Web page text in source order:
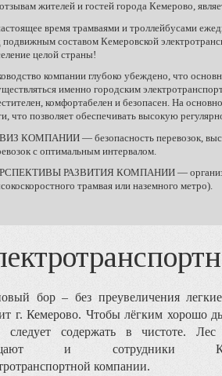
жителей и гостей города Кемерово,
время трамваями и троллейбусами
подвижным составом Кемеровской
целой страны!
компании глубоко убеждено, что
именно городским
комфортабелен и безопасен. На
что позволяет обеспечивать высокую
КОМПАНИИ — безопасность перевозок,
с оптимальным интервалом.
РАЗВИТИЯ КОМПАНИИ —
трамвая или наземного метро).
бор – без преувеличения
г. Кемерово. Чтобы лёгким хорошо
следует содержать в чистоте.
и сотрудники
компании.